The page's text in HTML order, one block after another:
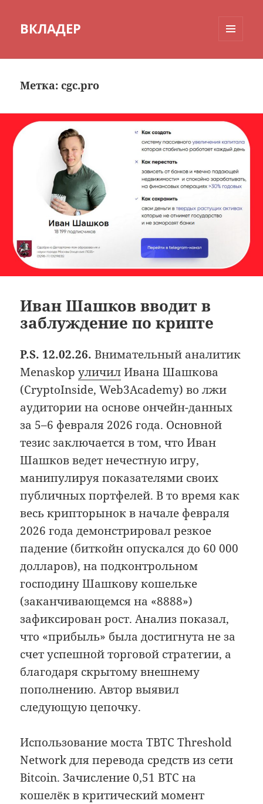
ВКЛАДЕР
Метка:cgc.pro
Иван Шашков вводит в
заблуждение по крипте
P.S. 12.02.26.Внимательный аналитик
MenaskopуличилИвана Шашкова
(CryptoInside, Web3Academy) во лжи
аудитории на основе ончейн-данных
за 5–6 февраля 2026 года. Основной
тезис заключается в том, что Иван
Шашков ведет нечестную игру,
манипулируя показателями своих
публичных портфелей. В то время как
весь крипторынок в начале февраля
2026 года демонстрировал резкое
падение (биткойн опускался до 60 000
долларов), на подконтрольном
господину Шашкову кошельке
(заканчивающемся на «8888»)
зафиксирован рост. Анализ показал,
что «прибыль» была достигнута не за
счет успешной торговой стратегии, а
благодаря скрытому внешнему
пополнению. Автор выявил
следующую цепочку.
Использование моста TBTC Threshold
Network для перевода средств из сети
Bitcoin. Зачисление 0,51 BTC на
кошелёк в критический момент